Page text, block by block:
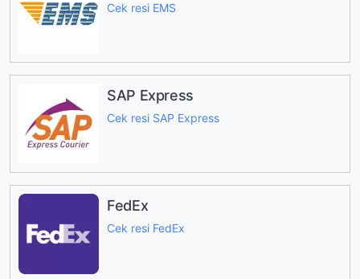
Cek resi EMS
SAP Express
Cek resi SAP Express
FedEx
Cek resi FedEx